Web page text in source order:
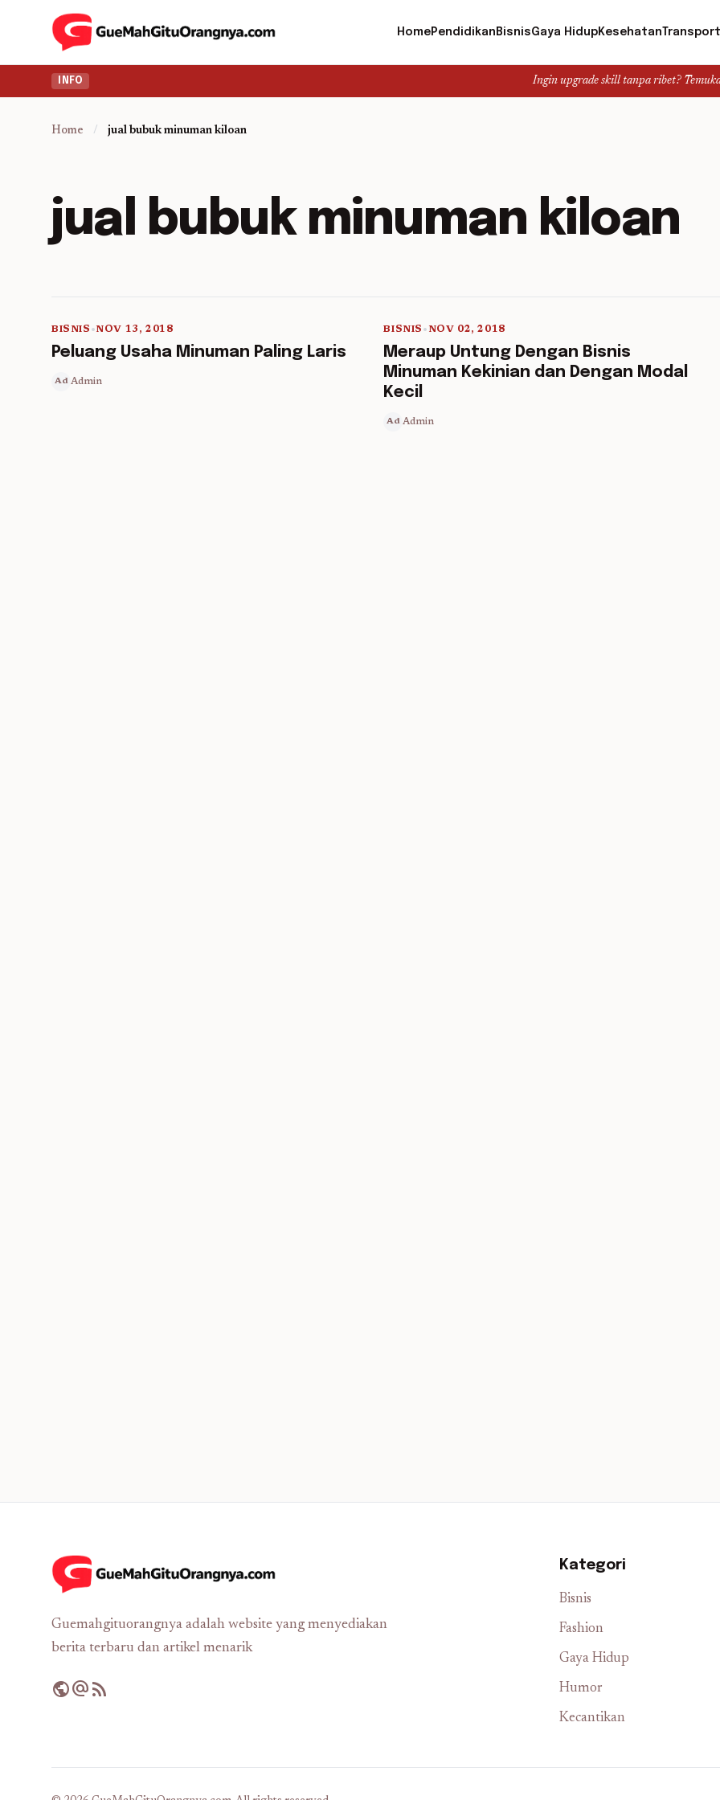
HomePendidikan BisnisGaya HidupKesehatan
INFO Ingin upgrade skill tanpa ribet? Temukan kelas
Home / jual bubuk minuman kiloan
jual bubuk minuman kiloan
5 min read
BISNIS •NOV 13, 2018
Peluang Usaha Minuman Paling Laris
Ad Admin
5 min read
BISNIS • NOV 02, 2018
Meraup Untung Dengan Bisnis
Minuman Kekinian dan Dengan Modal
Kecil
Ad Admin
Guemahgituorangnya adalah website yang menyediakan
berita terbaru dan artikel menarik
publicalternate_emailrss_feed
Kategori
Bisnis
Fashion
Gaya Hidup
Humor
Kecantikan